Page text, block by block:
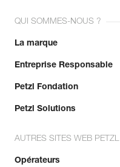
QUI SOMMES-NOUS ?
La marque
Entreprise Responsable
Petzl Fondation
Petzl Solutions
AUTRES SITES WEB PETZL
Opérateurs